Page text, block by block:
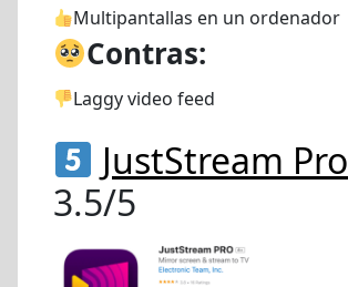
Multipantallas en un ordenador
Contras:
Laggy video feed
JustStream Pro
3.5/5